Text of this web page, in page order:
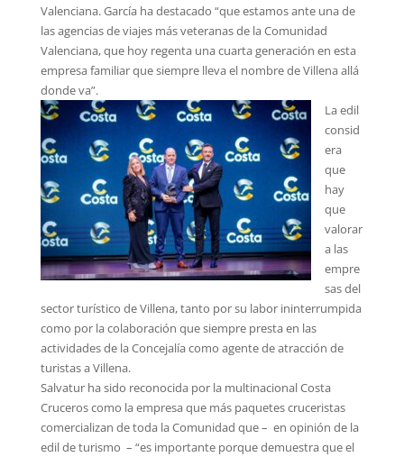
Valenciana. García ha destacado “que estamos ante una de
las agencias de viajes más veteranas de la Comunidad
Valenciana, que hoy regenta una cuarta generación en esta
empresa familiar que siempre lleva el nombre de Villena allá
donde va”.
La edil
consid
era
que
hay
que
valorar
a las
empre
sas del
sector turístico de Villena, tanto por su labor ininterrumpida
como por la colaboración que siempre presta en las
actividades de la Concejalía como agente de atracción de
turistas a Villena.
Salvatur ha sido reconocida por la multinacional Costa
Cruceros como la empresa que más paquetes cruceristas
comercializan de toda la Comunidad que – en opinión de la
edil de turismo – “es importante porque demuestra que el